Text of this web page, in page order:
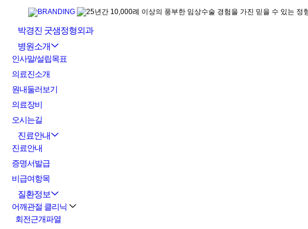
박경진 굿샘정형외과
병원소개
인사말/설립목표
의료진소개
원내둘러보기
의료장비
오시는길
진료안내
진료안내
증명서발급
비급여항목
질환정보
어깨관절 클리닉
회전근개파열